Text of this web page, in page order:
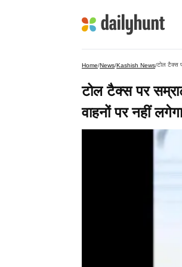
Home/News/Kashish News/टोल टैक्स
टोल टैक्स पर
वाहनों पर नहीं